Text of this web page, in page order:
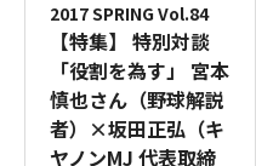
2017 SPRING Vol.84
【特集】 特別対談
「役割を為す」 宮本
慎也さん（野球解説
者）×坂田正弘（キ
ヤノンMJ 代表取締